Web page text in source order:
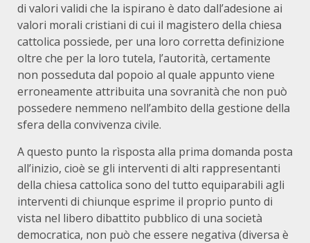
di valori validi che la ispirano è dato dall’adesione ai
valori morali cristiani di cui il magistero della chiesa
cattolica possiede, per una loro corretta definizione
oltre che per la loro tutela, l’autorità, certamente
non posseduta dal popoio al quale appunto viene
erroneamente attribuita una sovranità che non può
possedere nemmeno nell’ambito della gestione della
sfera della convivenza civile.
A questo punto la rìsposta alla prima domanda posta
all’inizio, cioè se gli interventi di alti rappresentanti
della chiesa cattolica sono del tutto equiparabili agli
interventi di chiunque esprime il proprio punto di
vista nel libero dibattito pubblico di una società
democratica, non può che essere negativa (diversa è